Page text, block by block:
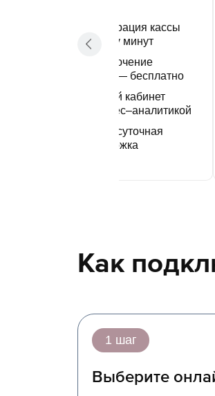
Регистрация кассы
за пару минут
Подключение
к ОФД — бесплатно
Личный кабинет
с бизнес–аналитикой
Круглосуточная
поддержка
Как
1 шаг
Выберите